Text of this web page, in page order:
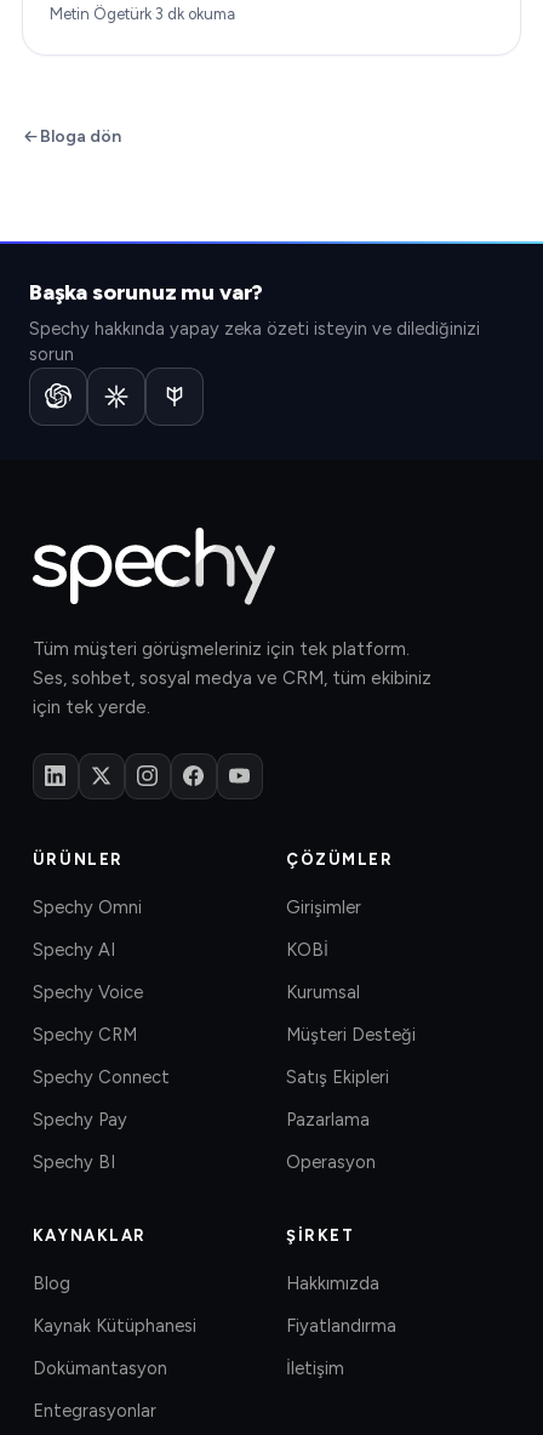
güçlendirmenize yardımcı olacak çeşitli müşteri
Metin Ögetürk·3 dk okuma
Bloga dön
Başka sorunuz mu var?
Spechy hakkında yapay zeka özeti isteyin ve dilediğinizi
sorun
Tüm müşteri görüşmeleriniz için tek platform.
Ses, sohbet, sosyal medya ve CRM, tüm ekibiniz
için tek yerde.
ÜRÜNLER
Spechy Omni
Spechy AI
Spechy Voice
Spechy CRM
Spechy Connect
Spechy Pay
Spechy BI
ÇÖZÜMLER
Girişimler
KOBİ
Kurumsal
Müşteri Desteği
Satış Ekipleri
Pazarlama
Operasyon
KAYNAKLAR
Blog
Kaynak Kütüphanesi
Dokümantasyon
Entegrasyonlar
ŞIRKET
Hakkımızda
Fiyatlandırma
İletişim